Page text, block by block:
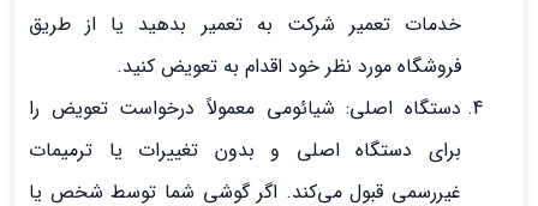
خدمات تعمیر شرکت به تعمیر بدهید یا از طریق
فروشگاه مورد نظر خود اقدام به تعویض کنید.
دستگاه اصلی: شیائومی معمولاً درخواست تعویض را
برای دستگاه اصلی و بدون تغییرات یا ترمیمات
غیررسمی قبول می‌کند. اگر گوشی شما توسط شخص یا